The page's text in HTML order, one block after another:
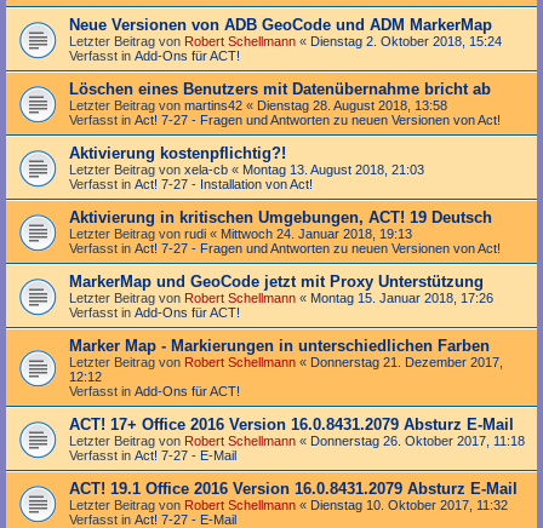
Neue Versionen von ADB GeoCode und ADM MarkerMap
Letzter Beitrag von Robert Schellmann « Dienstag 2. Oktober 2018, 15:24
Verfasst in Add-Ons für ACT!
Löschen eines Benutzers mit Datenübernahme bricht ab
Letzter Beitrag von martins42 « Dienstag 28. August 2018, 13:58
Verfasst in Act! 7-27 - Fragen und Antworten zu neuen Versionen von Act!
Aktivierung kostenpflichtig?!
Letzter Beitrag von xela-cb « Montag 13. August 2018, 21:03
Verfasst in Act! 7-27 - Installation von Act!
Aktivierung in kritischen Umgebungen, ACT! 19 Deutsch
Letzter Beitrag von rudi « Mittwoch 24. Januar 2018, 19:13
Verfasst in Act! 7-27 - Fragen und Antworten zu neuen Versionen von Act!
MarkerMap und GeoCode jetzt mit Proxy Unterstützung
Letzter Beitrag von Robert Schellmann « Montag 15. Januar 2018, 17:26
Verfasst in Add-Ons für ACT!
Marker Map - Markierungen in unterschiedlichen Farben
Letzter Beitrag von Robert Schellmann « Donnerstag 21. Dezember 2017,
12:12
Verfasst in Add-Ons für ACT!
ACT! 17+ Office 2016 Version 16.0.8431.2079 Absturz E-Mail
Letzter Beitrag von Robert Schellmann « Donnerstag 26. Oktober 2017, 11:18
Verfasst in Act! 7-27 - E-Mail
ACT! 19.1 Office 2016 Version 16.0.8431.2079 Absturz E-Mail
Letzter Beitrag von Robert Schellmann « Dienstag 10. Oktober 2017, 11:32
Verfasst in Act! 7-27 - E-Mail